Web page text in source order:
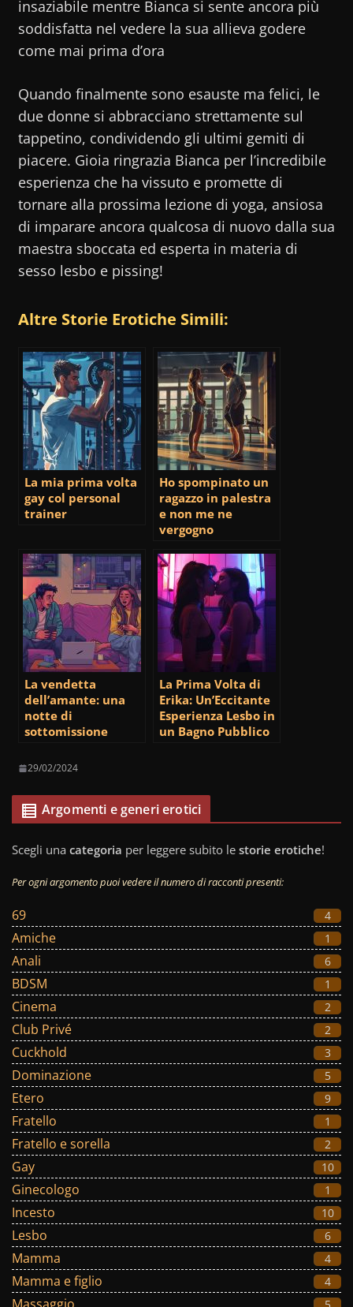
insaziabile mentre Bianca si sente ancora più
soddisfatta nel vedere la sua allieva godere
come mai prima d’ora
Quando finalmente sono esauste ma felici, le
due donne si abbracciano strettamente sul
tappetino, condividendo gli ultimi gemiti di
piacere. Gioia ringrazia Bianca per l’incredibile
esperienza che ha vissuto e promette di
tornare alla prossima lezione di yoga, ansiosa
di imparare ancora qualcosa di nuovo dalla sua
maestra sboccata ed esperta in materia di
sesso lesbo e pissing!
Altre Storie Erotiche Simili:
La mia prima volta
gay col personal
trainer
Ho spompinato un
ragazzo in palestra
e non me ne
vergogno
La vendetta
dell’amante: una
notte di
sottomissione
La Prima Volta di
Erika: Un’Eccitante
Esperienza Lesbo in
un Bagno Pubblico
29/02/2024
Argomenti e generi erotici
Scegli una categoria per leggere subito le storie erotiche!
Per ogni argomento puoi vedere il numero di racconti presenti:
69 4
Amiche 1
Anali 6
BDSM 1
Cinema 2
Club Privé 2
Cuckhold 3
Dominazione 5
Etero 9
Fratello 1
Fratello e sorella 2
Gay 10
Ginecologo 1
Incesto 10
Lesbo 6
Mamma 4
Mamma e figlio 4